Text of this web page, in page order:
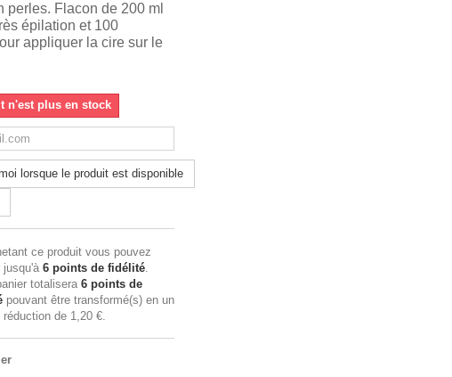
perles. Flacon de 200 ml
épilation et 100
appliquer la cire sur le
n'est plus en stock
lorsque le produit est disponible
ce produit vous pouvez
jusqu'à 6 points de fidélité.
totalisera 6 points de
pouvant être transformé(s) en un
réduction de 1,20 €.